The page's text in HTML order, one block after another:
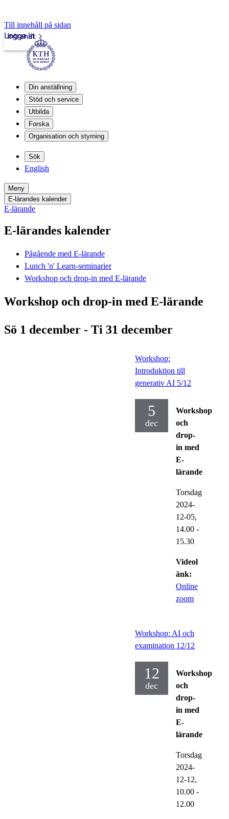
Till innehåll på sidan
Intranät
Logga in
Din anställning
Stöd och service
Utbilda
Forska
Organisation och styrning
Sök
English
Meny
E-lärandes kalender
E-lärande
E-lärandes kalender
Pågående med E-lärande
Lunch 'n' Learn-seminarier
Workshop och drop-in med E-lärande
Workshop och drop-in med E-lärande
Sö 1 december - Ti 31 december
Workshop:
Introduktion till
generativ AI 5/12
5
dec
Workshop
och
drop-
in med
E-
lärande
Torsdag
2024-
12-05,
14.00 -
15.30
Videol
änk:
Online
zoom
Workshop: AI och
examination 12/12
12
dec
Workshop
och
drop-
in med
E-
lärande
Torsdag
2024-
12-12,
10.00 -
12.00